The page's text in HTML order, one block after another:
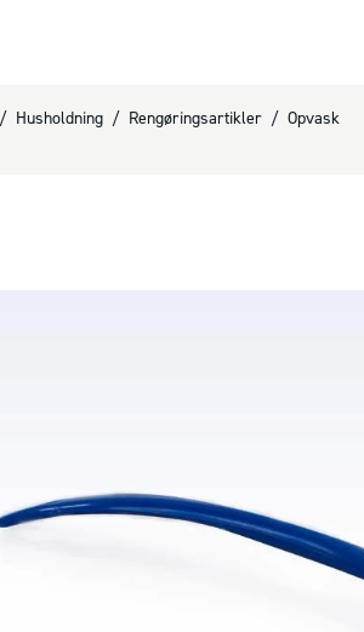
/ Husholdning / Rengøringsartikler / Opvask